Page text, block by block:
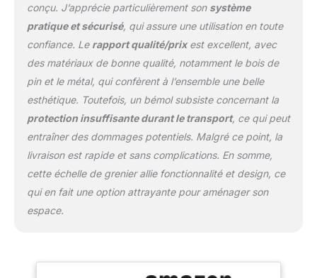
conçu. J’apprécie particulièrement son système
pratique et sécurisé, qui assure une utilisation en toute
confiance. Le rapport qualité/prixest excellent, avec
des matériaux de bonne qualité, notamment le bois de
pin et le métal, qui confèrent à l’ensemble une belle
esthétique. Toutefois, un bémol subsiste concernant la
protection insuffisante durant le transport, ce qui peut
entraîner des dommages potentiels. Malgré ce point, la
livraison est rapide et sans complications. En somme,
cette échelle de grenier allie fonctionnalité et design, ce
qui en fait une option attrayante pour aménager son
espace.